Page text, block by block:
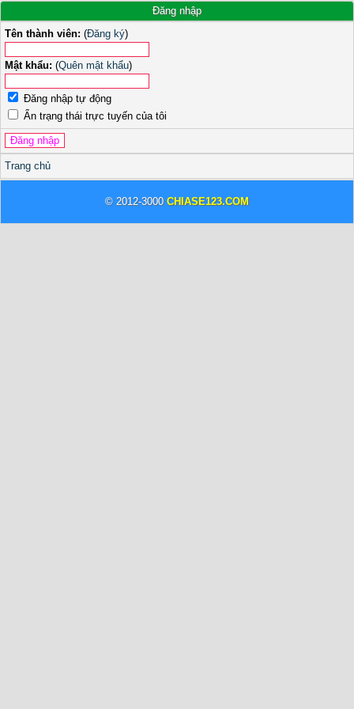
Đăng nhập
Tên thành viên: (Đăng ký)
Mật khẩu: (Quên mật khẩu)
Đăng nhập tự động
Ẩn trạng thái trực tuyến của tôi
Trang chủ
© 2012-3000 CHIASE123.COM